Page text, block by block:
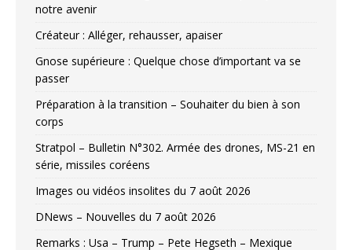
notre avenir
Créateur : Alléger, rehausser, apaiser
Gnose supérieure : Quelque chose d’important va se
passer
Préparation à la transition – Souhaiter du bien à son
corps
Stratpol – Bulletin N°302. Armée des drones, MS-21 en
série, missiles coréens
Images ou vidéos insolites du 7 août 2026
DNews – Nouvelles du 7 août 2026
Remarks : Usa – Trump – Pete Hegseth – Mexique